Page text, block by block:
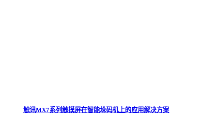
触讯MX7系列触摸屏在智能垛码机上的应用解决方案